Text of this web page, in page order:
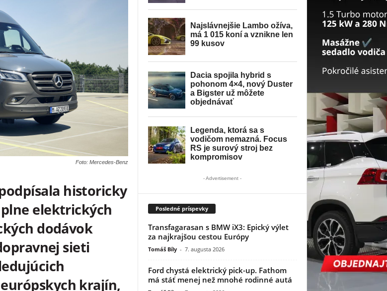
Foto: Mercedes-Benz
historicky
elektrických
dodávok
sieti
krajín,
- Advertisement -
Posledné príspevky
Transfagarasan s BMW iX3: Epický výlet
za najkrajšou cestou Európy
Tomáš Bíly - 7. augusta 2026
Ford chystá elektrický pick-up. Fathom
má stáť menej než mnohé rodinné autá